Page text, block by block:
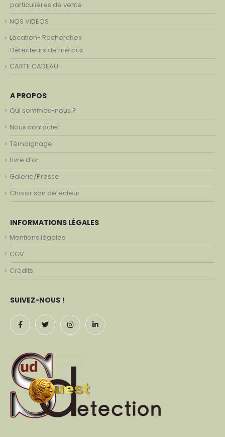
particulières de vente
NOS VIDEOS
Location- Recherches
Détecteurs de métaux
CARTE CADEAU
A PROPOS
Qui sommes-nous ?
Nous contacter
Témoignage
Livre d’or
Galerie/Presse
Choisir son détecteur
INFORMATIONS LÉGALES
Mentions légales
CGV
Crédits
SUIVEZ-NOUS !